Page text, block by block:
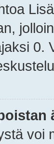
0.
voi